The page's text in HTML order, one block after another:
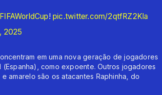
!pic.twitter.com/2qtfRZ2Kla
2025
em uma nova geração de jogadores
como expoente. Outros jogadores
amarelo são os atacantes Raphinha, do